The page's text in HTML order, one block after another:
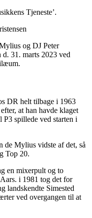
Tjeneste’.
og DJ Peter
31. marts 2023 ved
DR helt tilbage i 1963
at han havde klaget
spillede ved starten i
de Mylius vidste af det, så
Top 20.
en mixerpult og to
i 1981 tog det for
landskendte Simested
ved overgangen til at